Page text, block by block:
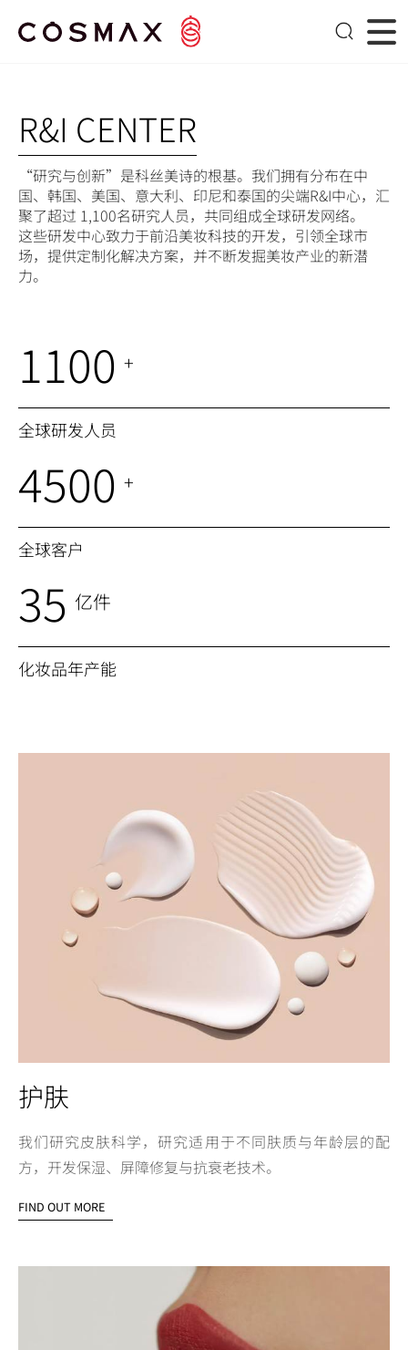
R&I CENTER
“研究与创新”是科丝美诗的根基。我们拥有分布在中
国、韩国、美国、意大利、印尼和泰国的尖端R&I中心，汇
聚了超过 1,100名研究人员，共同组成全球研发网络。
这些研发中心致力于前沿美妆科技的开发，引领全球市
场，提供定制化解决方案，并不断发掘美妆产业的新潜
力。
1100 +
全球研发人员
4500 +
全球客户
35 亿件
化妆品年产能
护肤
我们研究皮肤科学，研究适用于不同肤质与年龄层的配
方，开发保湿、屏障修复与抗衰老技术。